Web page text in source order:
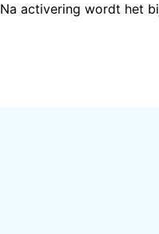
Na activering wordt het